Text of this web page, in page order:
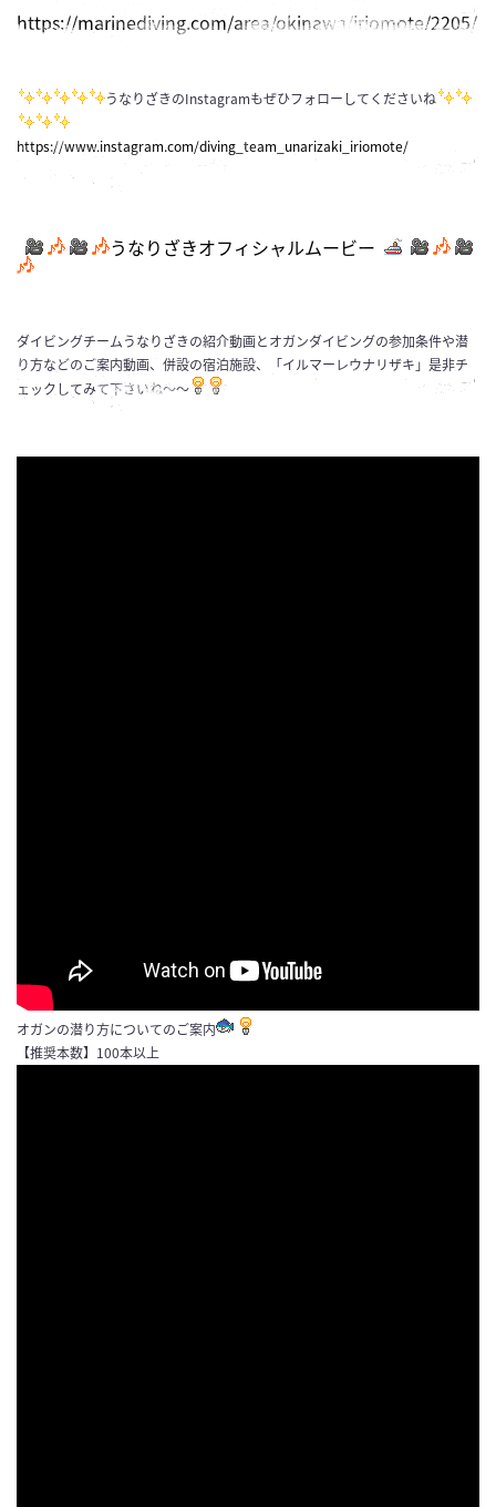
https://marinediving.com/area/okinawa/iriomote/2205/
うなりざきのInstagramもぜひフォローしてくださいね
https://www.instagram.com/diving_team_unarizaki_iriomote/
うなりざきオフィシャルムービー
ダイビングチームうなりざきの紹介動画とオガンダイビングの参加条件や潜
り方などのご案内動画、併設の宿泊施設、「イルマーレウナリザキ」是非チ
ェックしてみて下さいね～～
オガンの潜り方についてのご案内
【推奨本数】100本以上